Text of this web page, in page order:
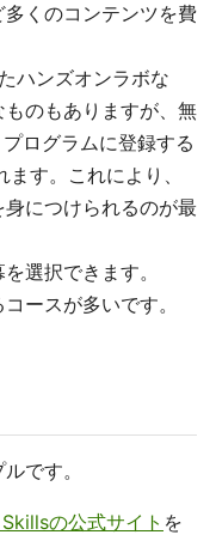
くのコンテンツを費
ハンズオンラボな
のもありますが、無
ログラムに登録する
す。これにより、
につけられるのが最
選択できます。
ースが多いです。
です。
の公式サイト を